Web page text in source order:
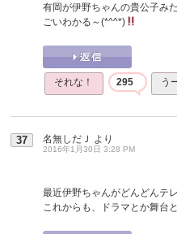
有岡が伊野ちゃんの貴公子み
ごいわかる～(*^^*)
それな！ 295 う
37 名無しだＪ より
2016年1月30日 3:28 PM
最近伊野ちゃんがどんどんテ
これからも、ドラマとか舞台